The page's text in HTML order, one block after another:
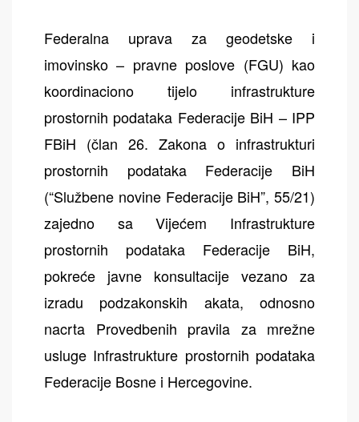
Federalna uprava za geodetske i
imovinsko – pravne poslove (FGU) kao
koordinaciono tijelo infrastrukture
prostornih podataka Federacije BiH – IPP
FBiH (član 26. Zakona o infrastrukturi
prostornih podataka Federacije BiH
(“Službene novine Federacije BiH”, 55/21)
zajedno sa Vijećem Infrastrukture
prostornih podataka Federacije BiH,
pokreće javne konsultacije vezano za
izradu podzakonskih akata, odnosno
nacrta Provedbenih pravila za mrežne
usluge Infrastrukture prostornih podataka
Federacije Bosne i Hercegovine.